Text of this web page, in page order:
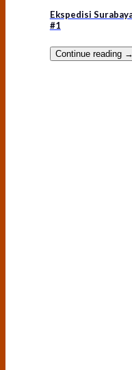
Ekspedisi
#1
Continue reading →